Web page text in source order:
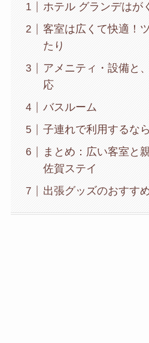
ホテル グランデはが
客室は広くて快適！
たり
アメニティ・設備と
応
バスルーム
子連れで利用するな
まとめ：広い客室と
佐賀ステイ
出張グッズのおすす